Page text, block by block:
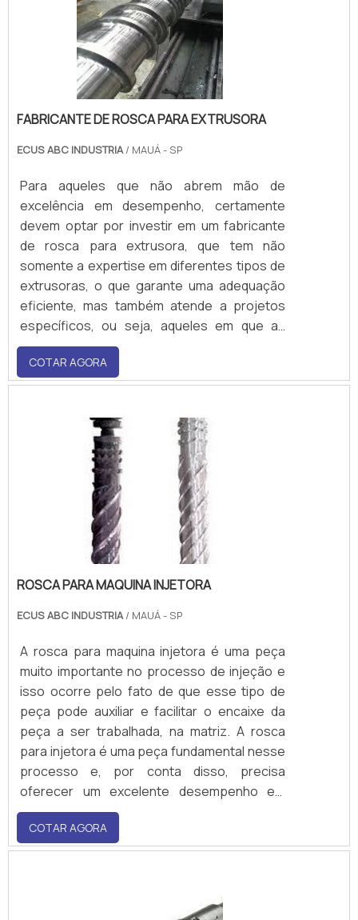
FABRICANTE DE ROSCA PARA EXTRUSORA
ECUS ABC INDUSTRIA/ MAUÁ - SP
Para aqueles que não abrem mão de
excelência em desempenho, certamente
devem optar por investir em um fabricante
de rosca para extrusora, que tem não
somente a expertise em diferentes tipos de
extrusoras, o que garante uma adequação
eficiente, mas também atende a projetos
específicos, ou seja, aqueles em que as
roscas são produzidas com geometrias
determinadas.Além disso, as fabricantes de
rosca suprem as mais diversas
pequeno porte, como de indústrias que
COTAR AGORA
ROSCA PARA MAQUINA INJETORA
ECUS ABC INDUSTRIA/ MAUÁ - SP
A rosca para maquina injetora é uma peça
muito importante no processo de injeção e
isso ocorre pelo fato de que esse tipo de
peça pode auxiliar e facilitar o encaixe da
peça a ser trabalhada, na matriz. A rosca
para injetora é uma peça fundamental nesse
processo e, por conta disso, precisa
oferecer um excelente desempenho em
segurança e resistência, especialmente
quando lida com fortes variações de
temperatura, enquanto está transportando
COTAR AGORA